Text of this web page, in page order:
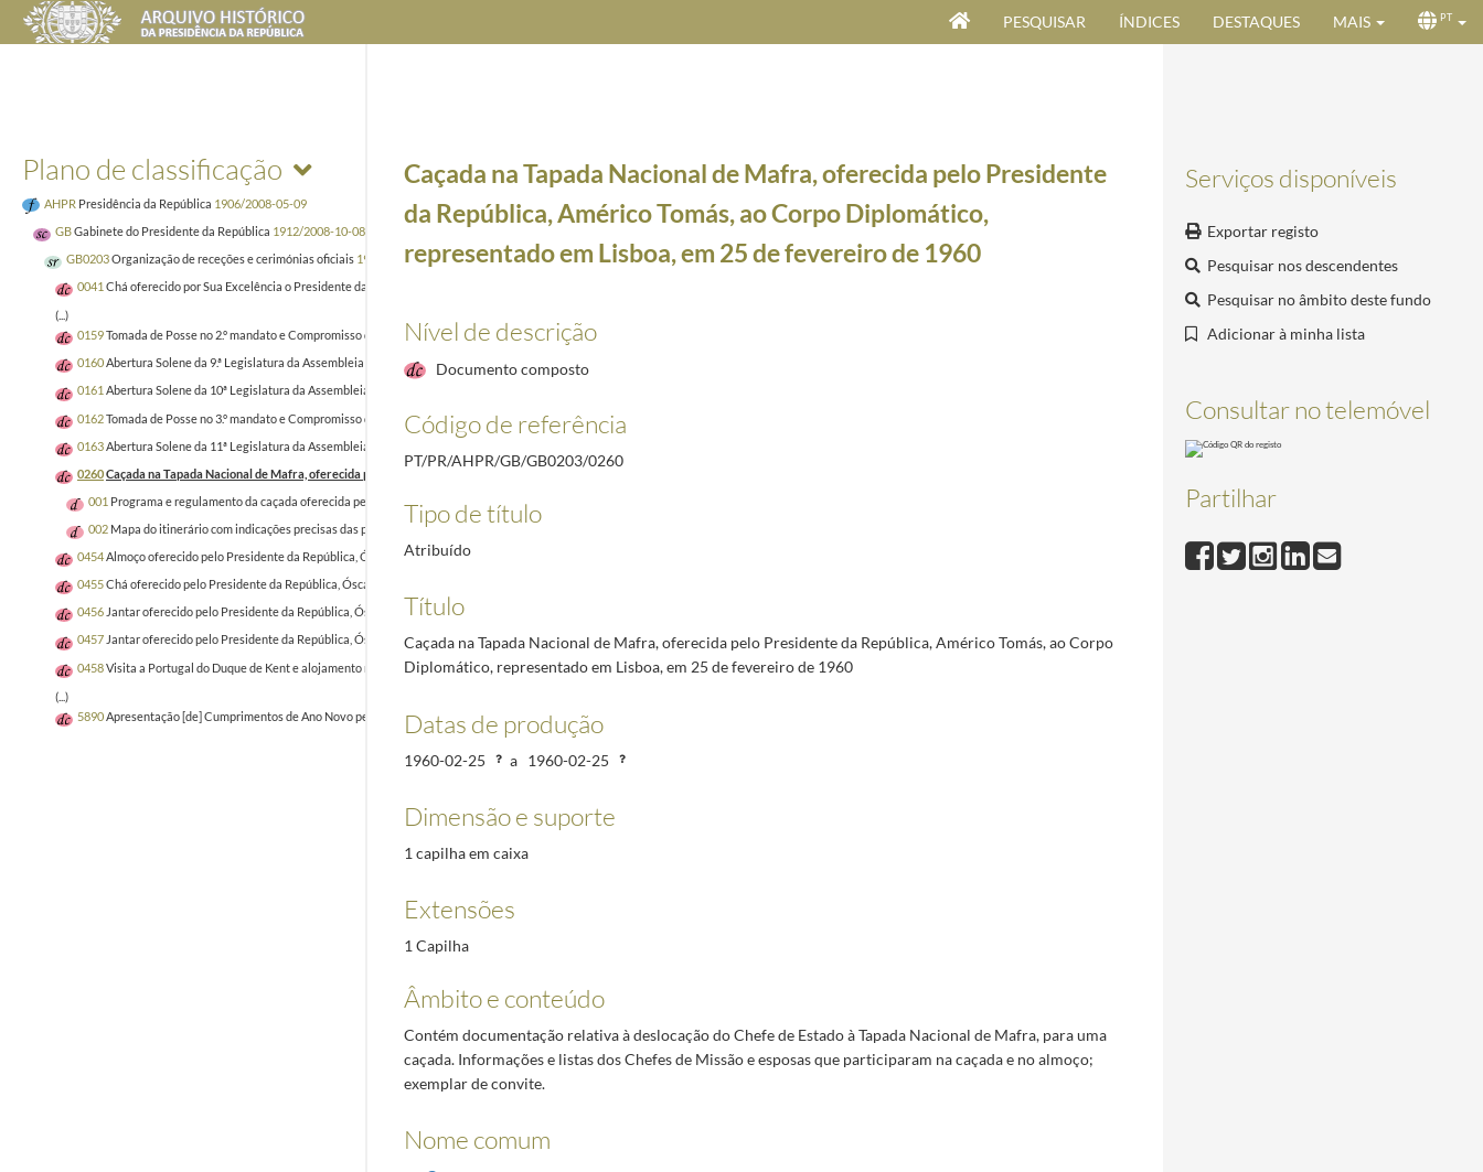
PESQUISAR ÍNDICES DESTAQUES MAIS PT
Plano de classificação
AHPR Presidência da República 1906/2008-05-09
GBGabinete do Presidente da República 1912/2008-10-08
GB0203Organização de receções e cerimónias oficiais 1914-12-12/2004-12-17
0041 Chá oferecido por Sua Excelência o Presidente da República, no Palácio Nacional de Belém em 23 de Março de 1929, ao Corpo Diplomático acreditado em Lisboa
(...)
0159Tomada de Posse no 2.º mandato e Compromisso de Honra perante a Assembleia Nacional e a Câmara Corporativa, do Presidente da República, Américo Tomás, em 9 de Agosto de 1965
1965-07-30/1965-09-08
0160Abertura Solene da 9.ª Legislatura da Assembleia Nacional, em 30 de Novembro de 1965
1965-11-16/1965-12-14
0161 Abertura Solene da 10ª Legislatura da Assembleia Nacional, em 1 de Dezembro de 1969
0162Tomada de Posse no 3.º mandato e Compromisso de Honra perante a Assembleia Nacional e a Câmara Corporativa, do Presidente da República, Américo Tomás, em 9 de agosto de 1972
1972-07-28/1972-08-18
0163Abertura Solene da 11ª Legislatura da Assembleia Nacional, em 19 de Novembro de 1973
0260Caçada na Tapada Nacional de Mafra, oferecida pelo Presidente da República, Américo Tomás, ao Corpo Diplomático, representado em Lisboa, em 25 de fevereiro de 1960
001 Programa e regulamento da caçada oferecida pelo Presidente da República, Américo Tomás, ao Corpo Diplomático, na Tapada Nacional de Mafra, em 25 de fevereiro de 1960
002 Mapa do itinerário com indicações precisas das proximidades do local da caçada oferecida pelo Presidente da República ao Corpo Diplomático.
0454Almoço oferecido pelo Presidente da República, Óscar Carmona, em honra do Comandante e Oficiais do Cruzador da Marinha de Guerra Holandesa "Tromp", no Palácio de Belém, em 17 de janeiro de 1939.
1939-01-06/1939-01-20
0455Chá oferecido pelo Presidente da República, Óscar Carmona, por ocasião do seu aniversário natalício, no Palácio da Cidadela de Cascais, em 24 de Novembro de 1939.
0456 Jantar oferecido pelo Presidente da República, Óscar Carmona, em honra do Ministro dos Negócios Indígenas da União Sul-Africana, Deneys Reitz, no Palácio Nacional de Belém, em 9 de Dezembro de 1939.
0457 Jantar oferecido pelo Presidente da República, Óscar Carmona, em honra da Divisão Naval espanhola, no Palácio Nacional de Belém, em 11 de abril de 1940
1940-03-30/1940-04-16
0458Visita a Portugal do Duque de Kent e alojamento no Palácio Nacional de Belém, de 26 de junho a 1 de julho de 1940 1940-06-17/1941-04-01
(...)
5890Apresentação [de] Cumprimentos de Ano Novo pelo Corpo Diplomático - 2002 16 Jan 2002-01-03/2002-02-16
Serviços disponíveis
Exportar registo
Pesquisar nos descendentes
Pesquisar no âmbito deste fundo
Adicionar à minha lista
Consultar no telemóvel
Partilhar
Caçada na Tapada Nacional de Mafra, oferecida pelo Presidente
da República, Américo Tomás, ao Corpo Diplomático,
representado em Lisboa, em 25 de fevereiro de 1960
Nível de descrição
Documento composto
Código de referência
PT/PR/AHPR/GB/GB0203/0260
Tipo de título
Atribuído
Título
Caçada na Tapada Nacional de Mafra, oferecida pelo Presidente da República, Américo Tomás, ao Corpo
Diplomático, representado em Lisboa, em 25 de fevereiro de 1960
Datas de produção
1960-02-25 a 1960-02-25
Dimensão e suporte
1 capilha em caixa
Extensões
1 Capilha
Âmbito e conteúdo
Contém documentação relativa à deslocação do Chefe de Estado à Tapada Nacional de Mafra, para uma
caçada. Informações e listas dos Chefes de Missão e esposas que participaram na caçada e no almoço;
exemplar de convite.
Nome comum